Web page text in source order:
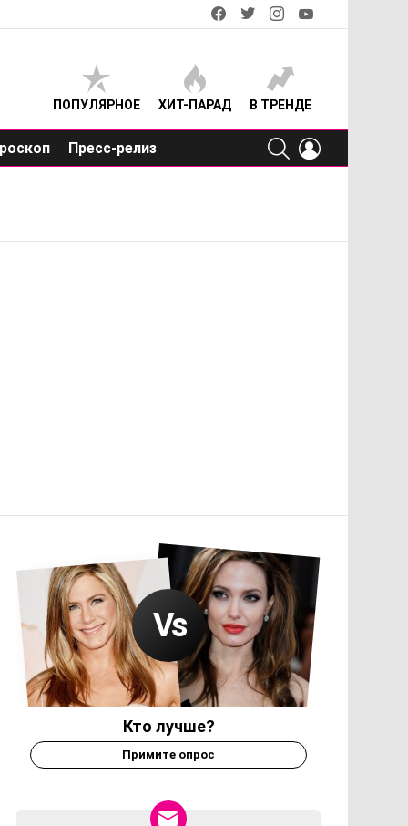
facebooktwitterinstagram
ПОПУЛЯРНОЕ ХИТ-ПАРАД В ТРЕНДЕ
Пресс-релиз
SEARCH
Кто лучше?
Примите опрос